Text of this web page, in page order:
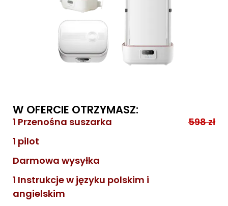
W OFERCIE OTRZYMASZ:
1 Przenośna suszarka
598 zł
1 pilot
Darmowa wysyłka
1 Instrukcje w języku polskim i
angielskim